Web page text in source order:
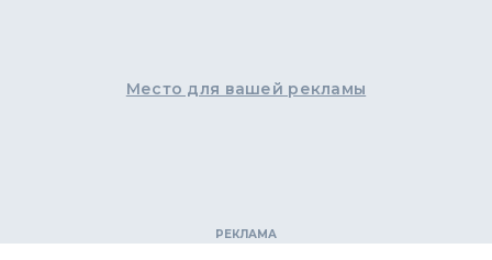
Место для вашей рекламы